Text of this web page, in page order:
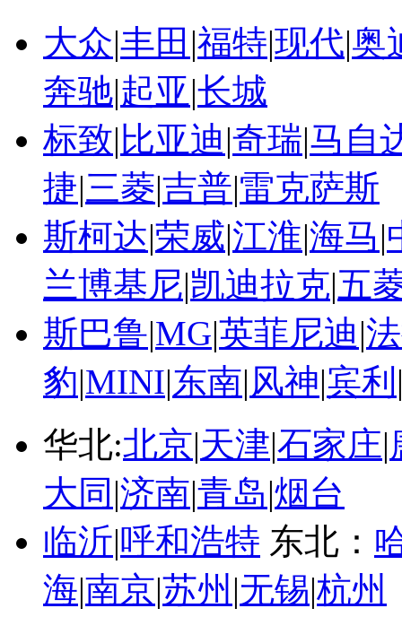
大众|丰田 |福特|现代|奥
奔驰|起亚|长城
标致| 比亚迪|奇瑞|马自
捷|三菱|吉普|雷克萨斯
斯柯达|荣威|江淮|海马|
兰博基尼|凯迪拉克|五
斯巴鲁|MG|英菲尼迪|
豹|MINI|东南|风神|宾利
华北:北京|天津|石家庄|
大同 |济南|青岛|烟台
临沂|呼和浩特 东北：
海|南京|苏州 |无锡|杭州